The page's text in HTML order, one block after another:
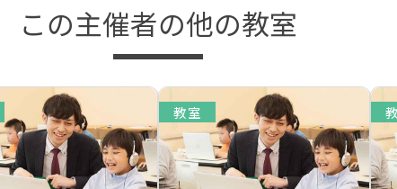
この主催者の他の教室
教室